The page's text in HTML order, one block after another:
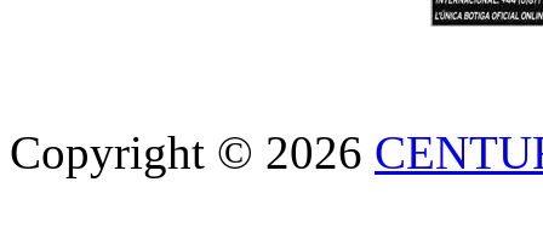
Copyright © 2026